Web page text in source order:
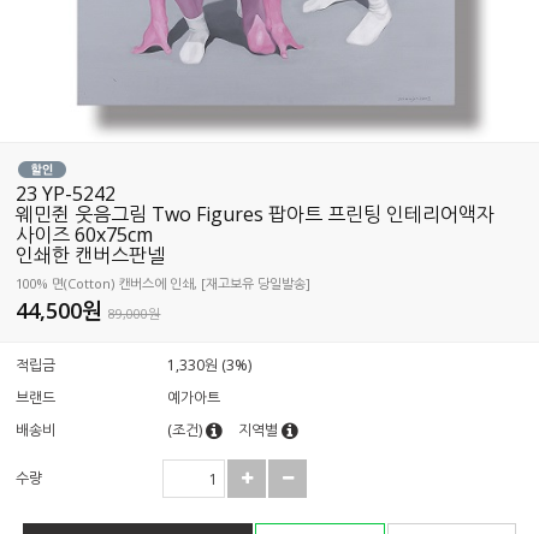
23 YP-5242
웨민쥔 웃음그림 Two Figures 팝아트 프린팅 인테리어액자
사이즈 60x75cm
인쇄한 캔버스판넬
100% 면(Cotton) 캔버스에 인쇄, [재고보유 당일발송]
44,500원89,000원
적립금
1,330원 (3%)
브랜드
예가아트
배송비
(조건) 지역별
수량